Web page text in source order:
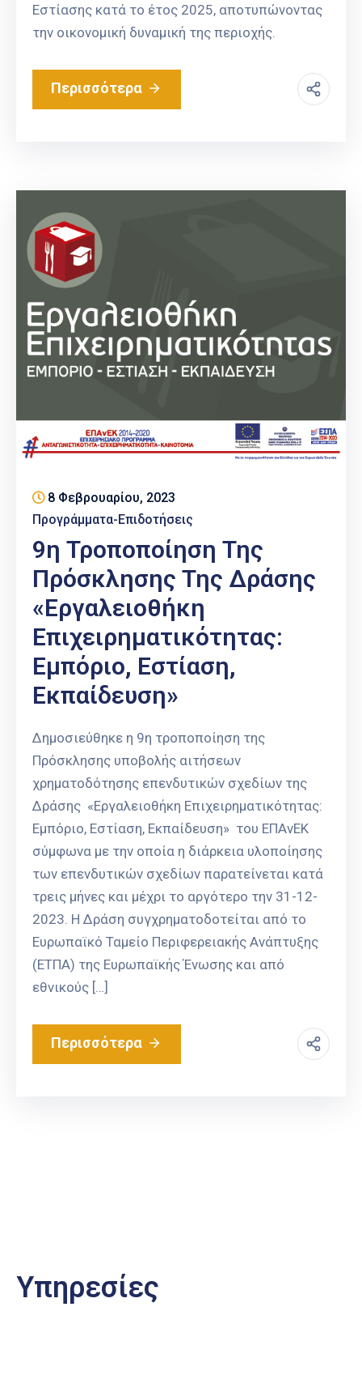
Εστίασης κατά το έτος 2025, αποτυπώνοντας
την οικονομική δυναμική της περιοχής.
Περισσότερα
8 Φεβρουαρίου, 2023
Προγράμματα-Επιδοτήσεις
9η Τροποποίηση Της
Πρόσκλησης Της Δράσης
«Εργαλειοθήκη
Επιχειρηματικότητας:
Εμπόριο, Εστίαση,
Εκπαίδευση»
Δημοσιεύθηκε η 9η τροποποίηση της
Πρόσκλησης υποβολής αιτήσεων
χρηματοδότησης επενδυτικών σχεδίων της
Δράσης «Εργαλειοθήκη Επιχειρηματικότητας:
Εμπόριο, Εστίαση, Εκπαίδευση» του ΕΠΑνΕΚ
σύμφωνα με την οποία η διάρκεια υλοποίησης
των επενδυτικών σχεδίων παρατείνεται κατά
τρεις μήνες και μέχρι το αργότερο την 31-12-
2023. Η Δράση συγχρηματοδοτείται από το
Ευρωπαϊκό Ταμείο Περιφερειακής Ανάπτυξης
(ΕΤΠΑ) της Ευρωπαϊκής Ένωσης και από
εθνικούς […]
Περισσότερα
Υπηρεσίες